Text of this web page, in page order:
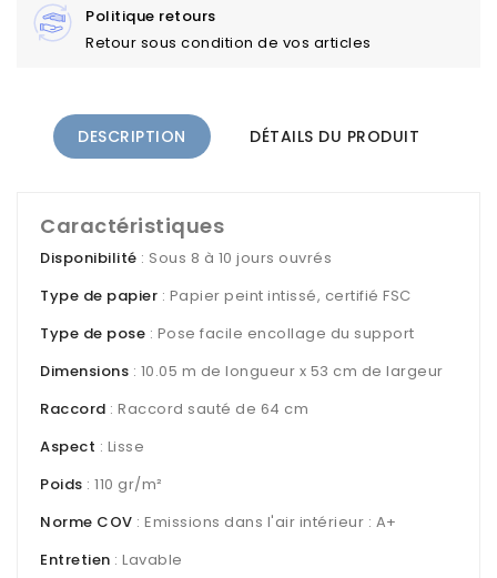
Politique retours
Retour sous condition de vos articles
DESCRIPTION DÉTAILS DU PRODUIT
Caractéristiques
Disponibilité : Sous 8 à 10 jours ouvrés
Type de papier : Papier peint intissé, certifié FSC
Type de pose : Pose facile encollage du support
Dimensions : 10.05 m de longueur x 53 cm de largeur
Raccord : Raccord sauté de 64 cm
Aspect : Lisse
Poids : 110 gr/m²
Norme COV : Emissions dans l'air intérieur : A+
Entretien : Lavable